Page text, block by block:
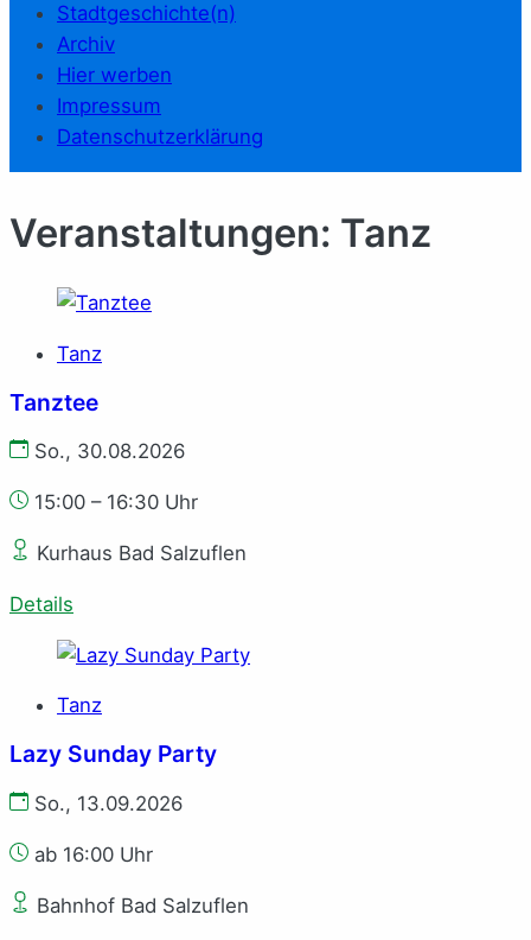
Stadtgeschichte(n)
Archiv
Hier werben
Impressum
Datenschutzerklärung
Veranstaltungen: Tanz
Tanz
Tanztee
So., 30.08.2026
15:00 – 16:30 Uhr
Kurhaus Bad Salzuflen
Details
Tanz
Lazy Sunday Party
So., 13.09.2026
ab 16:00 Uhr
Bahnhof Bad Salzuflen